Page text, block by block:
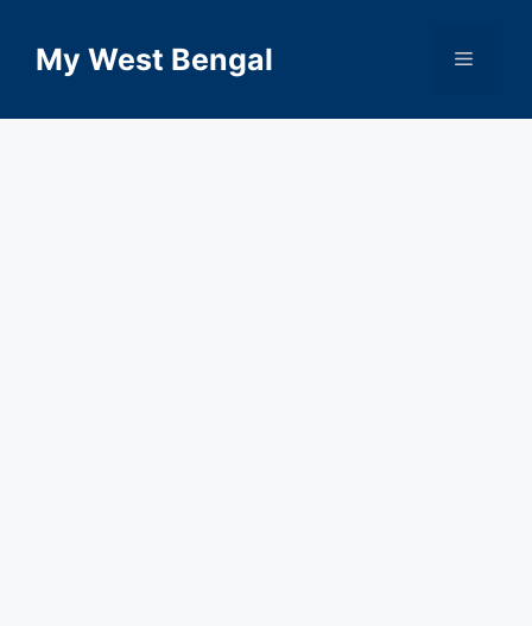
contentMy West Bengal Menu